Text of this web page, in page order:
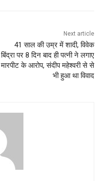
Next article
41 साल की उम्र में शादी, विवेक
बिंद्रा पर 8 दिन बाद ही पत्नी ने लगाए
मारपीट के आरोप, संदीप महेश्वरी से से
भी हुआ था विवाद